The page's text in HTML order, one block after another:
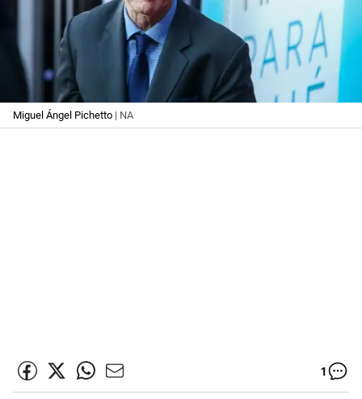
Miguel Ángel Pichetto | NA
1